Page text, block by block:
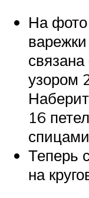
На фото
узором
16
Теперь
на